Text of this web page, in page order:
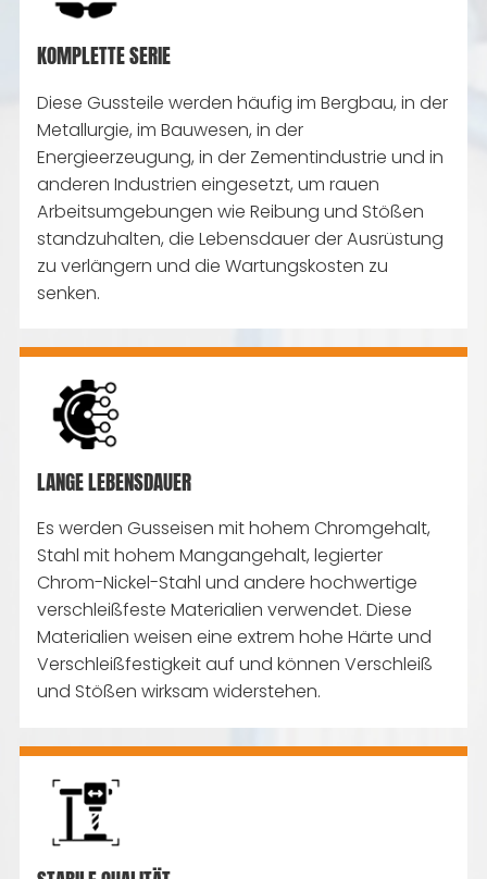
KOMPLETTE SERIE
Diese Gussteile werden häufig im Bergbau, in der
Metallurgie, im Bauwesen, in der
Energieerzeugung, in der Zementindustrie und in
anderen Industrien eingesetzt, um rauen
Arbeitsumgebungen wie Reibung und Stößen
standzuhalten, die Lebensdauer der Ausrüstung
zu verlängern und die Wartungskosten zu
senken.
LANGE LEBENSDAUER
Es werden Gusseisen mit hohem Chromgehalt,
Stahl mit hohem Mangangehalt, legierter
Chrom-Nickel-Stahl und andere hochwertige
verschleißfeste Materialien verwendet. Diese
Materialien weisen eine extrem hohe Härte und
Verschleißfestigkeit auf und können Verschleiß
und Stößen wirksam widerstehen.